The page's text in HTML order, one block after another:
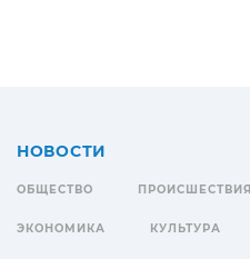
НОВОСТИ
ОБЩЕСТВО ПРОИСШЕСТВИЯ
ЭКОНОМИКА КУЛЬТУРА